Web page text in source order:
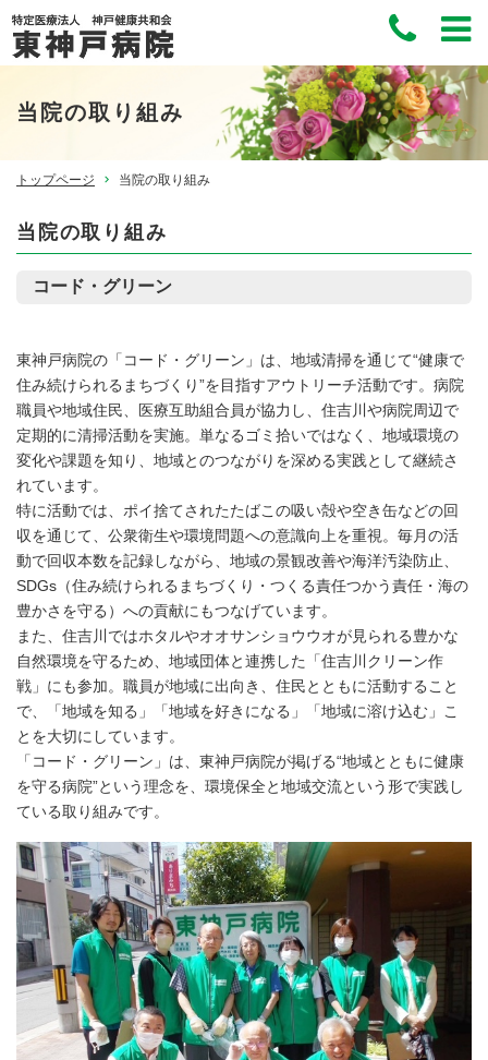
当院の取り組み
トップページ 当院の取り組み
当院の取り組み
コード・グリーン
東神戸病院の「コード・グリーン」は、地域清掃を通じて“健康で
住み続けられるまちづくり”を目指すアウトリーチ活動です。病院
職員や地域住民、医療互助組合員が協力し、住吉川や病院周辺で
定期的に清掃活動を実施。単なるゴミ拾いではなく、地域環境の
変化や課題を知り、地域とのつながりを深める実践として継続さ
れています。
特に活動では、ポイ捨てされたたばこの吸い殻や空き缶などの回
収を通じて、公衆衛生や環境問題への意識向上を重視。毎月の活
動で回収本数を記録しながら、地域の景観改善や海洋汚染防止、
SDGs（住み続けられるまちづくり・つくる責任つかう責任・海の
豊かさを守る）への貢献にもつなげています。
また、住吉川ではホタルやオオサンショウウオが見られる豊かな
自然環境を守るため、地域団体と連携した「住吉川クリーン作
戦」にも参加。職員が地域に出向き、住民とともに活動すること
で、「地域を知る」「地域を好きになる」「地域に溶け込む」こ
とを大切にしています。
「コード・グリーン」は、東神戸病院が掲げる“地域とともに健康
を守る病院”という理念を、環境保全と地域交流という形で実践し
ている取り組みです。